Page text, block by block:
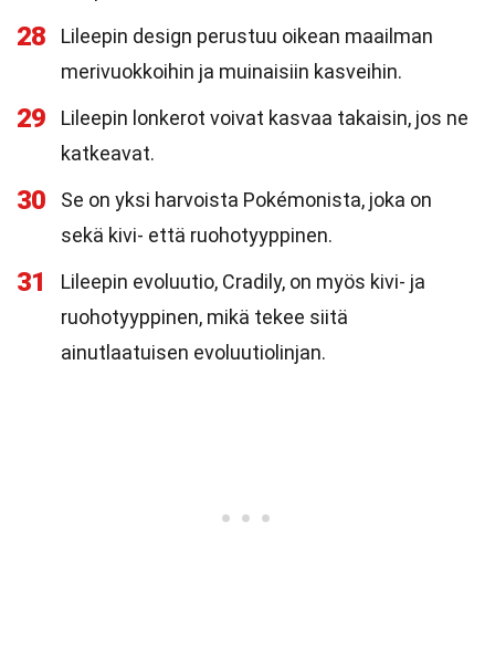
28
Lileepin design perustuu oikean maailman
merivuokkoihin ja muinaisiin kasveihin.
29
Lileepin lonkerot voivat kasvaa takaisin, jos ne
katkeavat.
30
Se on yksi harvoista Pokémonista, joka on
sekä kivi- että ruohotyyppinen.
31
Lileepin evoluutio, Cradily, on myös kivi- ja
ruohotyyppinen, mikä tekee siitä
ainutlaatuisen evoluutiolinjan.